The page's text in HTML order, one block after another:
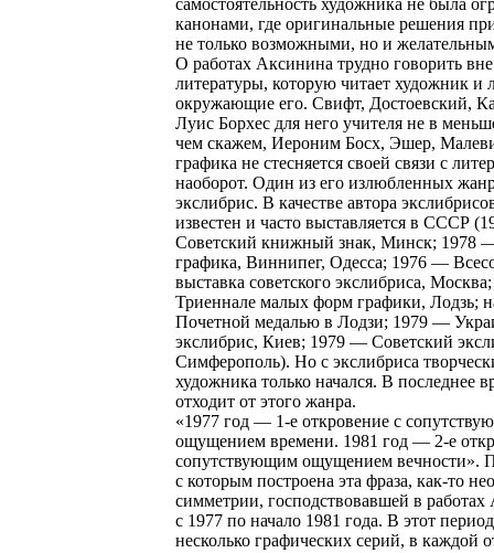
самостоятельность художника не была
канонами, где оригинальные решения
не только возможными, но и
О работах Аксинина трудно говорить
литературы, которую читает художник и
окружающие его. Свифт, Достоевский,
Луис Борхес для него учителя не в
чем скажем, Иероним Босх, Эшер,
графика не стесняется своей связи с
наоборот. Один из его излюбленных
экслибрис. В качестве автора
известен и часто выставляется в СССР
Советский книжный знак, Минск; 1978
графика, Виннипег, Одесса; 1976 —
выставка советского экслибриса,
Триеннале малых форм графики, Лодзь;
Почетной медалью в Лодзи; 1979 —
экслибрис, Киев; 1979 — Советский
Симферополь). Но с экслибриса
художника только начался. В последнее
отходит от этого жанра.
«1977 год — 1-е откровение с
ощущением времени. 1981 год — 2-е
сопутствующим ощущением вечности».
с которым построена эта фраза, как-то
симметрии, господствовавшей в
с 1977 по начало 1981 года. В этот
несколько графических серий, в каждой